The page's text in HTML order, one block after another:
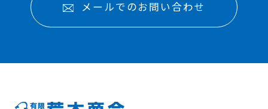
メールでのお問い合わせ